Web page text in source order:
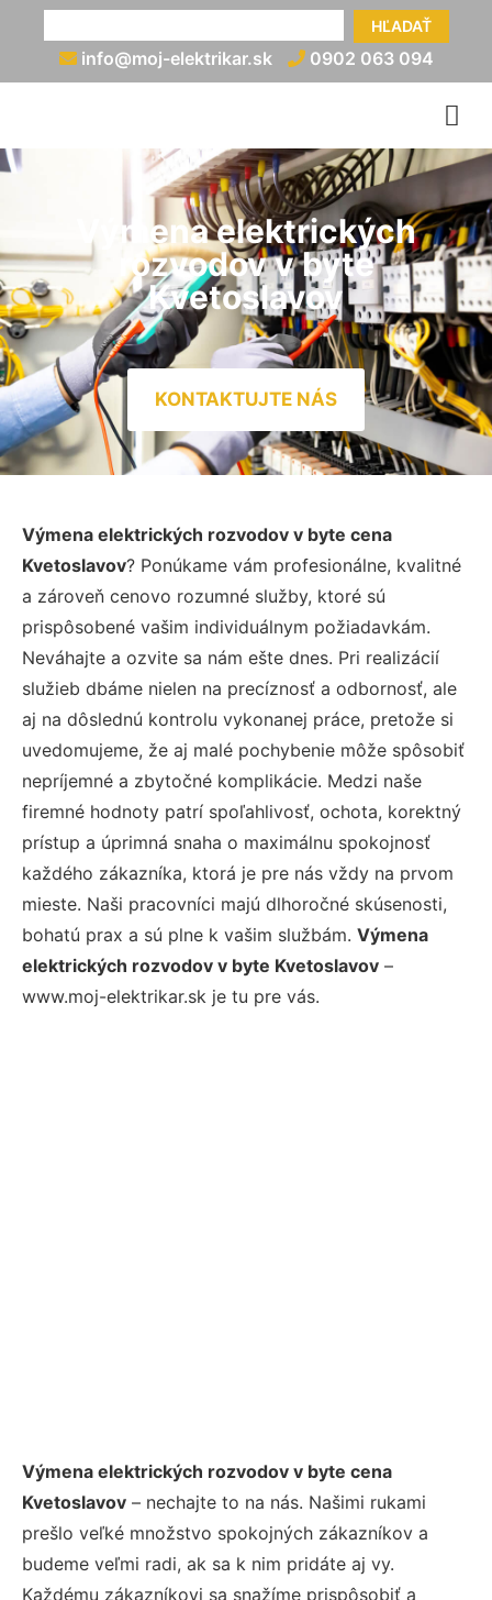
HĽADAŤ
info@moj-elektrikar.sk 0902 063 094
Výmena elektrických
rozvodov v byte
Kvetoslavov
KONTAKTUJTE NÁS
Výmena elektrických rozvodov v byte cena
Kvetoslavov? Ponúkame vám profesionálne, kvalitné
a zároveň cenovo rozumné služby, ktoré sú
prispôsobené vašim individuálnym požiadavkám.
Neváhajte a ozvite sa nám ešte dnes. Pri realizácií
služieb dbáme nielen na precíznosť a odbornosť, ale
aj na dôslednú kontrolu vykonanej práce, pretože si
uvedomujeme, že aj malé pochybenie môže spôsobiť
nepríjemné a zbytočné komplikácie. Medzi naše
firemné hodnoty patrí spoľahlivosť, ochota, korektný
prístup a úprimná snaha o maximálnu spokojnosť
každého zákazníka, ktorá je pre nás vždy na prvom
mieste. Naši pracovníci majú dlhoročné skúsenosti,
bohatú prax a sú plne k vašim službám. Výmena
elektrických rozvodov v byte Kvetoslavov –
www.moj-elektrikar.sk je tu pre vás.
Výmena elektrických rozvodov v byte cena
Kvetoslavov – nechajte to na nás. Našimi rukami
prešlo veľké množstvo spokojných zákazníkov a
budeme veľmi radi, ak sa k nim pridáte aj vy.
Každému zákazníkovi sa snažíme prispôsobiť a